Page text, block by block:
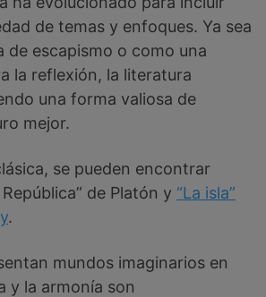
de temas y enfoques. Ya sea
de escapismo o como una
la reflexión, la literatura
una forma valiosa de
mejor.
se pueden encontrar
de Platón y “La isla”
.
mundos imaginarios en
y la armonía son